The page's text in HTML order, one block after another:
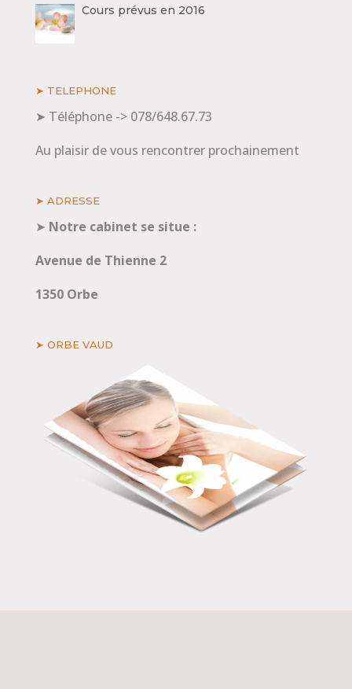
Cours prévus en 2016
➤ TELEPHONE
➤ Téléphone -> 078/648.67.73
Au plaisir de vous rencontrer prochainement
➤ ADRESSE
➤ Notre cabinet se situe :
Avenue de Thienne 2
1350 Orbe
➤ ORBE VAUD